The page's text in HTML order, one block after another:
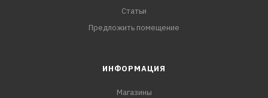
Статьи
Предложить помещение
ИНФОРМАЦИЯ
Магазины